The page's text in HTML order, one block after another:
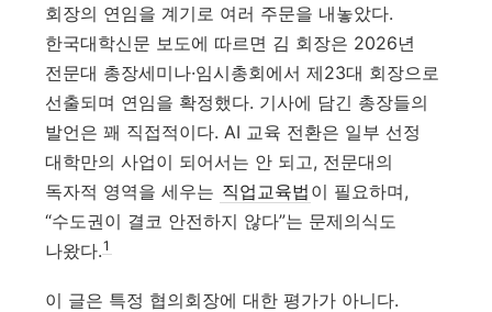
회장의 연임을 계기로 여러 주문을 내놓았다.
한국대학신문 보도에 따르면 김 회장은 2026년
전문대 총장세미나·임시총회에서 제23대 회장으로
선출되며 연임을 확정했다. 기사에 담긴 총장들의
발언은 꽤 직접적이다. AI 교육 전환은 일부 선정
대학만의 사업이 되어서는 안 되고, 전문대의
독자적 영역을 세우는 직업교육법 이 필요하며,
“수도권이 결코 안전하지 않다”는 문제의식도
나왔다.1
이 글은 특정 협의회장에 대한 평가가 아니다.